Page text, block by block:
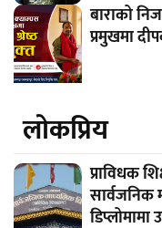
बाराको
प्रमुखमा
लाेकप्रिय
प्राविधक
सार्वजनिक
डिप्लोमामा